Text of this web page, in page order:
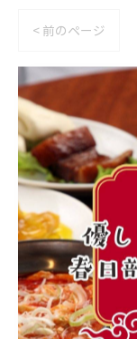
< 前のページ